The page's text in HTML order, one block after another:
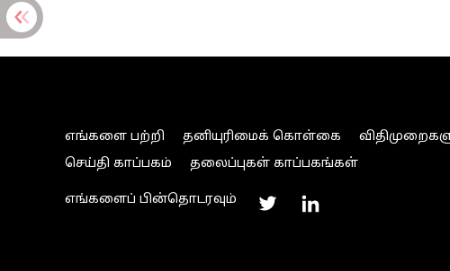
எங்களை பற்றி தனியுரிமைக் கொள்கை
செய்தி காப்பகம்
தலைப்புகள் காப்பகங்கள்
எங்களைப் பின்தொடரவும்